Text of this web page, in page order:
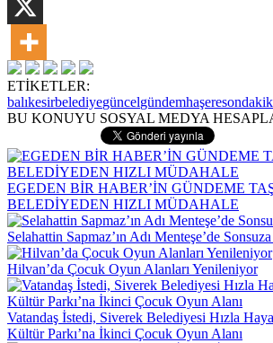
ETİKETLER:
balıkesirbelediyegüncelgündemhaşere
BU KONUYU SOSYAL MEDYA
EGEDEN BİR HABER’İN GÜNDEME
BELEDİYEDEN HIZLI MÜDAHALE
Selahattin Sapmaz’ın Adı Menteşe’de
Hilvan’da Çocuk Oyun Alanları Yenileniyor
Vatandaş İstedi, Siverek Belediyesi Hızla
Kültür Parkı’na İkinci Çocuk Oyun Alanı